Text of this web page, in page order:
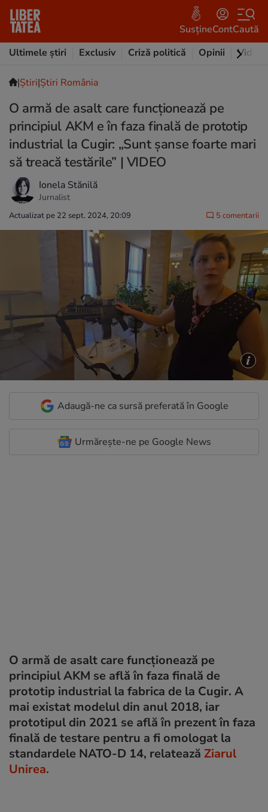
SusțineContCaută
Ultimele știri
Exclusiv Criză politică Opinii Video
|Ştiri|Știri România
O armă de asalt care funcţionează pe
principiul AKM e în faza finală de prototip
industrial la Cugir: „Sunt șanse foarte mari
să treacă testările” | VIDEO
Ionela Stănilă
Jurnalist
Actualizat pe 22 sept. 2024, 20:09 5 comentarii
Adaugă-ne ca sursă preferată în Google
Urmărește-ne pe Google News
O armă de asalt care funcționează pe
principiul AKM se află în faza finală de
prototip industrial la fabrica de la Cugir. A
mai existat modelul din anul 2018, iar
prototipul din 2021 se află în prezent în faza
finală de testare pentru a fi omologat la
standardele NATO-D 14, relatează Ziarul
Unirea.